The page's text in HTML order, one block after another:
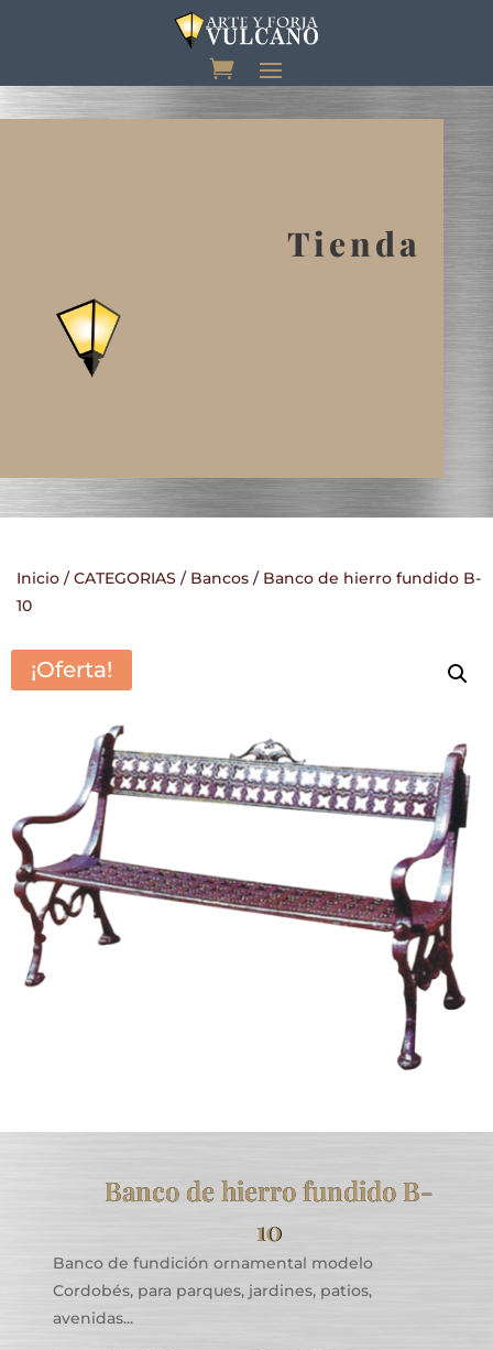
Tienda
Inicio / CATEGORIAS / Bancos / Banco de hierro fundido B-
10
¡Oferta!
Banco de hierro fundido B-
10
Banco de fundición ornamental modelo
Cordobés, para parques, jardines, patios,
avenidas...